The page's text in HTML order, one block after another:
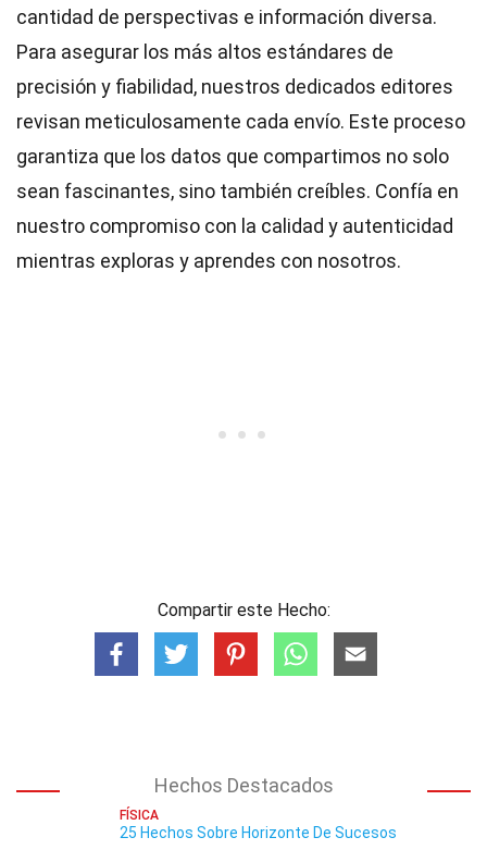
cantidad de perspectivas e información diversa.
Para asegurar los más altos estándares de
precisión y fiabilidad, nuestros dedicados editores
revisan meticulosamente cada envío. Este proceso
garantiza que los datos que compartimos no solo
sean fascinantes, sino también creíbles. Confía en
nuestro compromiso con la calidad y autenticidad
mientras exploras y aprendes con nosotros.
Compartir este Hecho:
Hechos Destacados
FÍSICA
25 Hechos Sobre Horizonte De Sucesos